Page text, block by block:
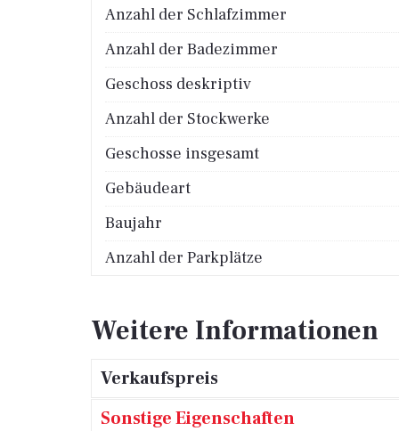
Anzahl der Schlafzimmer
Anzahl der Badezimmer
Geschoss deskriptiv
Anzahl der Stockwerke
Geschosse insgesamt
Gebäudeart
Baujahr
Anzahl der Parkplätze
Weitere Informationen
Verkaufspreis
Sonstige Eigenschaften